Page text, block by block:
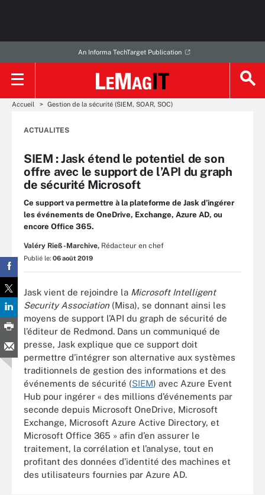
An Informa TechTarget Publication
Accueil Gestion de la sécurité (SIEM, SOAR, SOC)
ACTUALITES
SIEM : Jask étend le potentiel de son
offre avec le support de l’API du graph
de sécurité Microsoft
Ce support va permettre à la plateforme de Jask d’ingérer
les événements de OneDrive, Exchange, Azure AD, ou
encore Office 365.
Valéry Rieß-Marchive, Rédacteur en chef
Publié le: 06 août 2019
Jask vient de rejoindre la Microsoft Intelligent
Security Association (Misa), se donnant ainsi les
moyens de support l’API du graph de sécurité de
l’éditeur de Redmond. Dans un communiqué de
presse, Jask explique que ce support doit
permettre d’intégrer son alternative aux systèmes
traditionnels de gestion des informations et des
événements de sécurité (SIEM) avec Azure Event
Hub pour ingérer « des millions d’événements par
seconde depuis Microsoft OneDrive, Microsoft
Exchange, Microsoft Azure Active Directory, et
Microsoft Office 365 » afin d’en assurer le
traitement, la corrélation et l’analyse, tout en
profitant des données d’identité des machines et
des utilisateurs fournies par Azure AD.